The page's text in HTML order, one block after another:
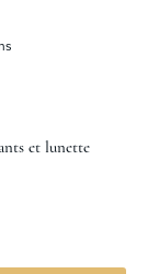
et lunette